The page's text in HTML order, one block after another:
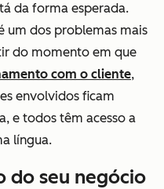
da forma esperada.
um dos problemas mais
do momento em que
com o cliente,
envolvidos ficam
e todos têm acesso a
língua.
do seu negócio